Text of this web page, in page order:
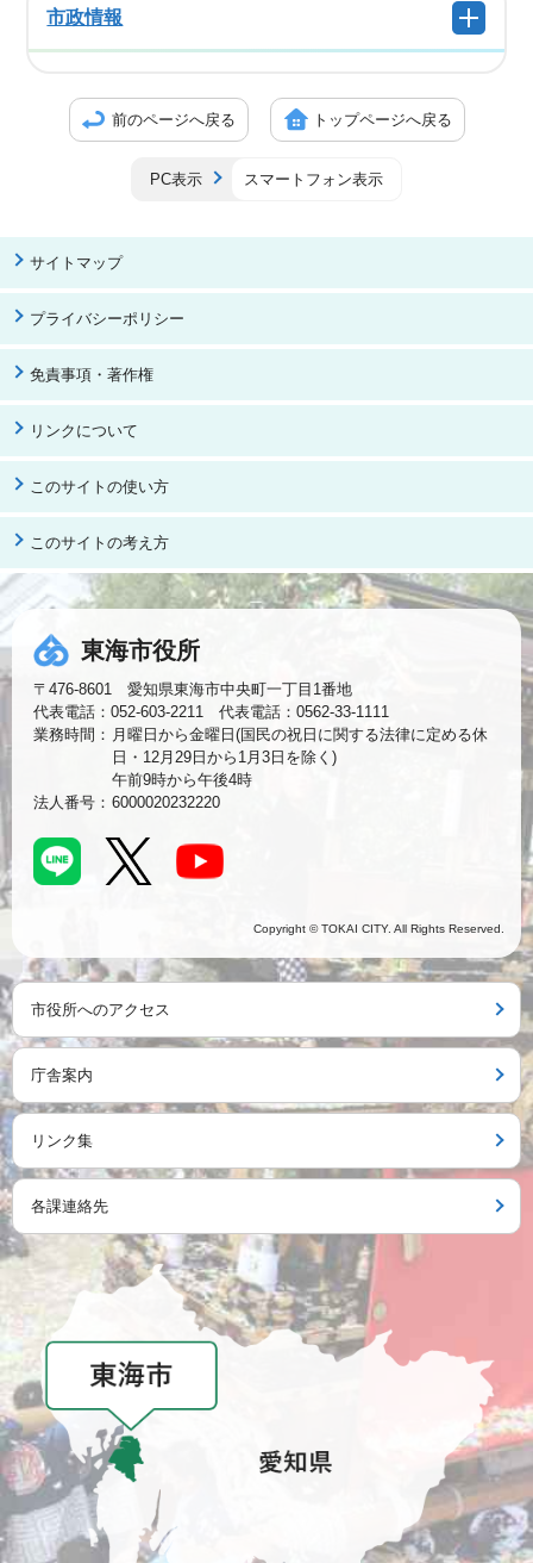
市政情報
前のページへ戻る トップページへ戻る
PC表示 スマートフォン表示
サイトマップ
プライバシーポリシー
免責事項・著作権
リンクについて
このサイトの使い方
このサイトの考え方
東海市役所
〒476-8601 愛知県東海市中央町一丁目1番地
代表電話：052-603-2211 代表電話：0562-33-1111
業務時間： 月曜日から金曜日(国民の祝日に関する法律に定める休
日・12月29日から1月3日を除く)
午前9時から午後4時
法人番号： 6000020232220
Copyright © TOKAI CITY. All Rights Reserved.
市役所へのアクセス
庁舎案内
リンク集
各課連絡先